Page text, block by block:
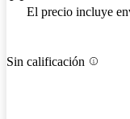
El precio incluye
Sin calificación